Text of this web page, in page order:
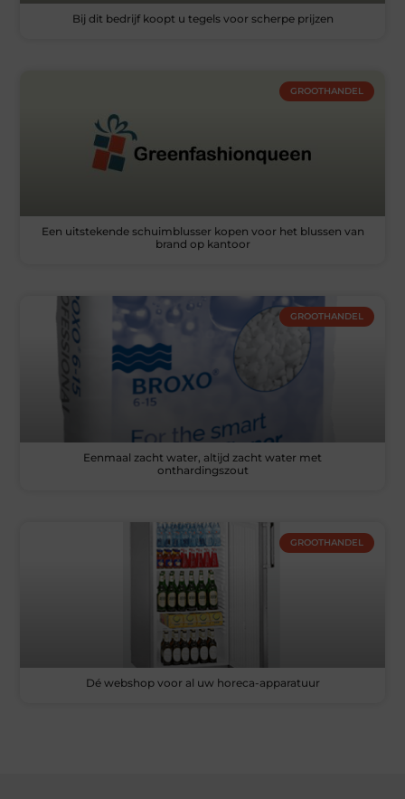
Bij dit bedrijf koopt u tegels voor scherpe prijzen
GROOTHANDEL
Een uitstekende schuimblusser kopen voor het blussen van
brand op kantoor
GROOTHANDEL
Eenmaal zacht water, altijd zacht water met
onthardingszout
GROOTHANDEL
Dé webshop voor al uw horeca-apparatuur